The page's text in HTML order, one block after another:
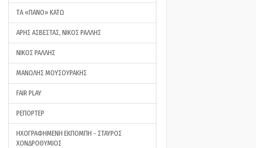
ΤA «ΠΑΝΟ» ΚΑΤΩ
ΑΡΗΣ ΑΣΒΕΣΤΑΣ, ΝΙΚΟΣ ΡΑΛΛΗΣ
ΝΙΚΟΣ ΡΑΛΛΗΣ
ΜΑΝΩΛΗΣ ΜΟΥΣΟΥΡΑΚΗΣ
FAIR PLAY
ΡΕΠΟΡΤΕΡ
ΗΧΟΓΡΑΦΗΜΕΝΗ ΕΚΠΟΜΠΗ - ΣΤΑΥΡΟΣ
ΧΟΝΔΡΟΘΥΜΙΟΣ